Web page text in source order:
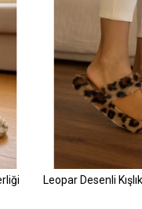
Leopar Desenli